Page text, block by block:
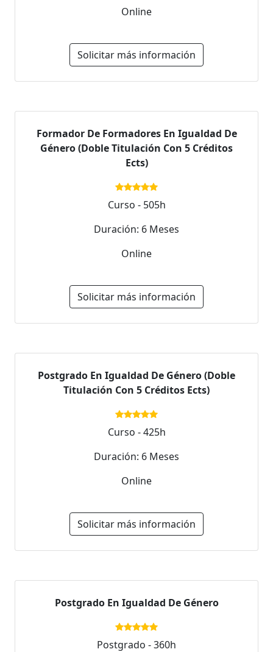
Online
Solicitar más información
Formador De Formadores En Igualdad De
Género (Doble Titulación Con 5 Créditos
Ects)
Curso - 505h
Duración: 6 Meses
Online
Solicitar más información
Postgrado En Igualdad De Género (Doble
Titulación Con 5 Créditos Ects)
Curso - 425h
Duración: 6 Meses
Online
Solicitar más información
Postgrado En Igualdad De Género
Postgrado - 360h